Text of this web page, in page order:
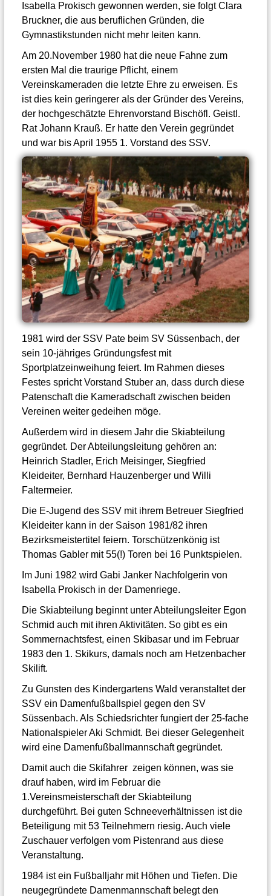
Isabella Prokisch gewonnen werden, sie folgt Clara
Bruckner, die aus beruflichen Gründen, die
Gymnastikstunden nicht mehr leiten kann.
Am 20.November 1980 hat die neue Fahne zum
ersten Mal die traurige Pflicht, einem
Vereinskameraden die letzte Ehre zu erweisen. Es
ist dies kein geringerer als der Gründer des Vereins,
der hochgeschätzte Ehrenvorstand Bischöfl. Geistl.
Rat Johann Krauß. Er hatte den Verein gegründet
und war bis April 1955 1. Vorstand des SSV.
1981 wird der SSV Pate beim SV Süssenbach, der
sein 10-jähriges Gründungsfest mit
Sportplatzeinweihung feiert. Im Rahmen dieses
Festes spricht Vorstand Stuber an, dass durch diese
Patenschaft die Kameradschaft zwischen beiden
Vereinen weiter gedeihen möge.
Außerdem wird in diesem Jahr die Skiabteilung
gegründet. Der Abteilungsleitung gehören an:
Heinrich Stadler, Erich Meisinger, Siegfried
Kleideiter, Bernhard Hauzenberger und Willi
Faltermeier.
Die E-Jugend des SSV mit ihrem Betreuer Siegfried
Kleideiter kann in der Saison 1981/82 ihren
Bezirksmeistertitel feiern. Torschützenkönig ist
Thomas Gabler mit 55(!) Toren bei 16 Punktspielen.
Im Juni 1982 wird Gabi Janker Nachfolgerin von
Isabella Prokisch in der Damenriege.
Die Skiabteilung beginnt unter Abteilungsleiter Egon
Schmid auch mit ihren Aktivitäten. So gibt es ein
Sommernachtsfest, einen Skibasar und im Februar
1983 den 1. Skikurs, damals noch am Hetzenbacher
Skilift.
Zu Gunsten des Kindergartens Wald veranstaltet der
SSV ein Damenfußballspiel gegen den SV
Süssenbach. Als Schiedsrichter fungiert der 25-fache
Nationalspieler Aki Schmidt. Bei dieser Gelegenheit
wird eine Damenfußballmannschaft gegründet.
Damit auch die Skifahrer zeigen können, was sie
drauf haben, wird im Februar die
1.Vereinsmeisterschaft der Skiabteilung
durchgeführt. Bei guten Schneeverhältnissen ist die
Beteiligung mit 53 Teilnehmern riesig. Auch viele
Zuschauer verfolgen vom Pistenrand aus diese
Veranstaltung.
1984 ist ein Fußballjahr mit Höhen und Tiefen. Die
neugegründete Damenmannschaft belegt den